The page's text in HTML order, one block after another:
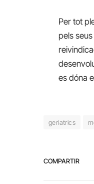
Per tot
pels
es dóna
geriatrics
COMPARTIR